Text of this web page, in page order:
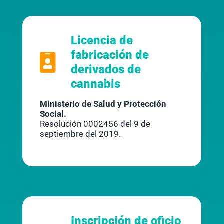
Licencia de
fabricación de
derivados de
cannabis
Ministerio de Salud y Protección
Social.
Resolución 0002456 del 9 de
septiembre del 2019.
Inscripción de oficio